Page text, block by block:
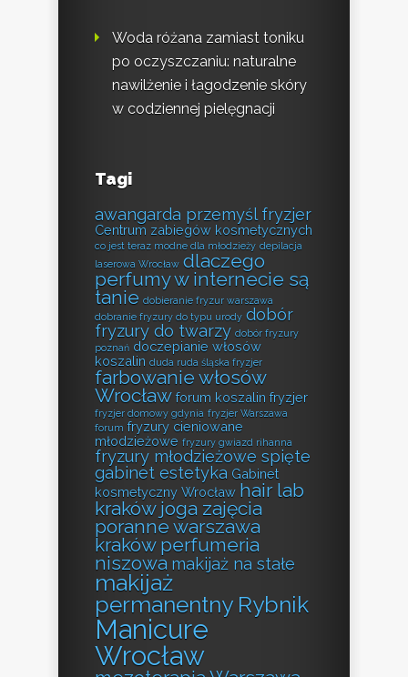
Woda różana zamiast toniku
po oczyszczaniu: naturalne
nawilżenie i łagodzenie skóry
w codziennej pielęgnacji
Tagi
awangarda przemyśl fryzjer
Centrum zabiegów kosmetycznych
co jest teraz modne dla młodzieży depilacja
laserowa Wrocław dlaczego
perfumy w internecie są
tanie dobieranie fryzur warszawa
dobranie fryzury do typu urody dobór
fryzury do twarzy dobór fryzury
poznań doczepianie włosów
koszalin duda ruda śląska fryzjer
farbowanie włosów
Wrocław forum koszalin fryzjer
fryzjer domowy gdynia fryzjer Warszawa
forum fryzury cieniowane
młodzieżowe fryzury gwiazd rihanna
fryzury młodzieżowe spięte
gabinet estetyka Gabinet
kosmetyczny Wrocław hair lab
kraków joga zajęcia
poranne warszawa
kraków perfumeria
niszowa makijaż na stałe
makijaż
permanentny Rybnik
Manicure
Wrocław